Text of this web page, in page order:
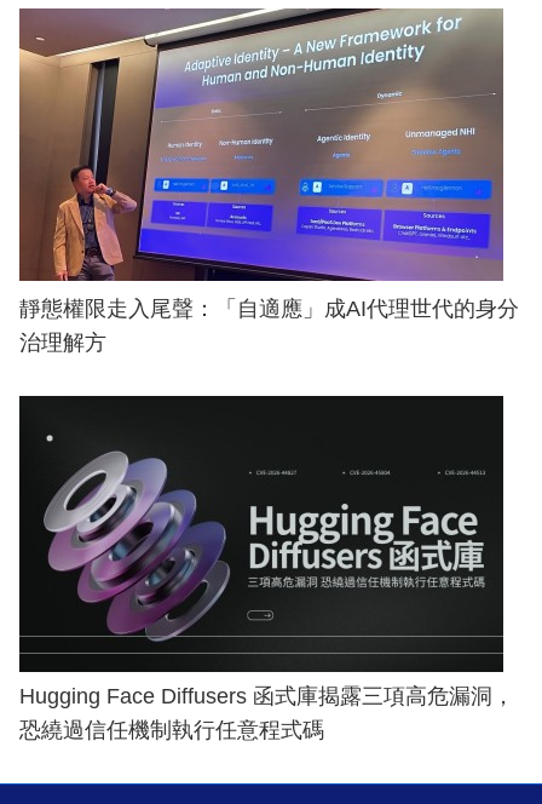
靜態權限走入尾聲：「自適應」成AI代理世代的身分
治理解方
Hugging Face Diffusers 函式庫揭露三項高危漏洞，
恐繞過信任機制執行任意程式碼